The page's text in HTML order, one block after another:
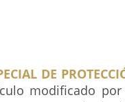
DE
modificado